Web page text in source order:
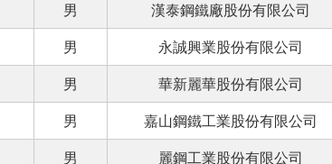
男 漢泰鋼鐵廠股份有限公司
男 永誠興業股份有限公司
男 華新麗華股份有限公司
男 嘉山鋼鐵工業股份有限公司
男 麗鋼工業股份有限公司